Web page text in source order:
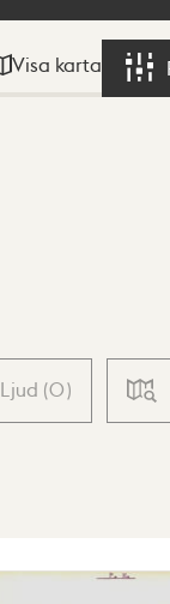
Visa karta
Ljud (0)